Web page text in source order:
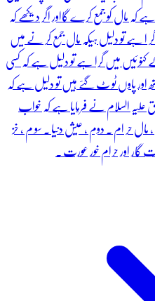
کہ مال کو جمع کرے گااور اگر دیکھے کہ
ہے تو دلیل ہیکہ مال جمع کر نے میں
کنو ئیں میں گرا ہے تو دلیل ہے کہ کسی
اور پاوں ٹو ٹ گئے ہیں تو دلیل ہے کہ
علیہ السلام نے فرمایا ہے کہ خواب
مال حر ام ۔ دوم ، عیش دنیا ۔ سو م ، خز
گار اور حرام خور عورت ۔